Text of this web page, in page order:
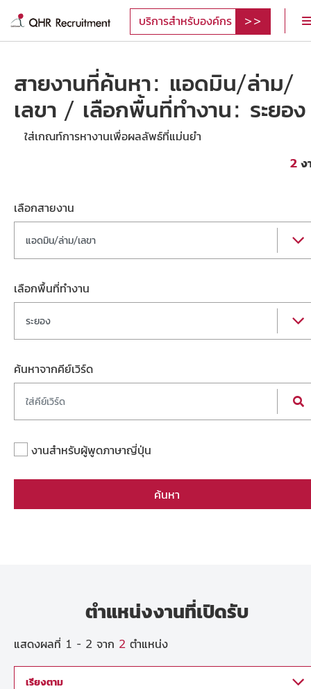
บริการสำหรับองค์กร
สายงานที่ค้นหา: แอดมิน/ล่าม/
เลขา / เลือกพื้นที่ทำงาน: ระยอง
ใส่เกณท์การหางานเพื่อผลลัพธ์ที่แม่นยำ
2 ง
เลือกสายงาน
แอดมิน/ล่าม/เลขา
เลือกพื้นที่ทำงาน
ระยอง
ค้นหาจากคีย์เวิร์ด
งานสำหรับผู้พูดภาษาญี่ปุ่น
ค้นหา
ตำแหน่งงานที่เปิดรับ
แสดงผลที่ 1 - 2 จาก 2 ตำแหน่ง
เรียงตาม